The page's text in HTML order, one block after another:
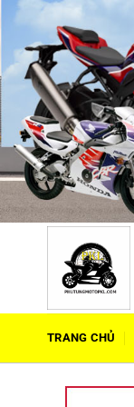
TRANG CHỦ